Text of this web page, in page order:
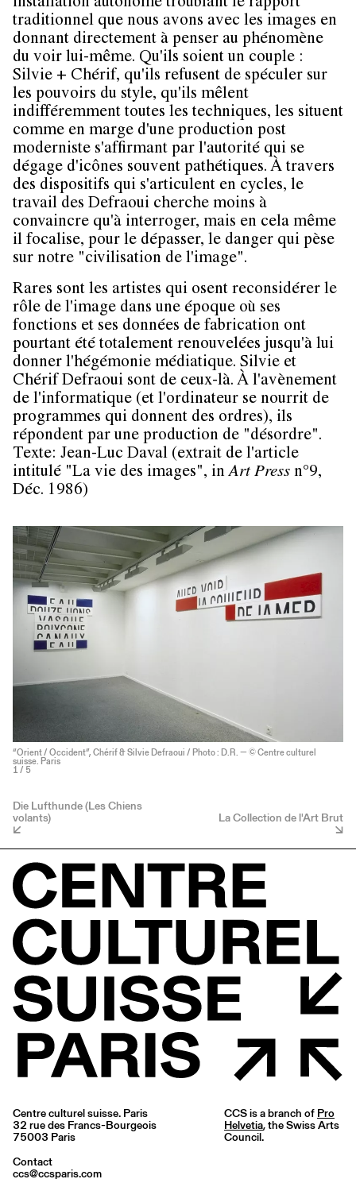
installation autonome troublant le rapport
traditionnel que nous avons avec les images en
donnant directement à penser au phénomène
du voir lui-même. Qu'ils soient un couple :
Silvie + Chérif, qu'ils refusent de spéculer sur
les pouvoirs du style, qu'ils mêlent
indifféremment toutes les techniques, les situent
comme en marge d'une production post
moderniste s'affirmant par l'autorité qui se
dégage d'icônes souvent pathétiques. À travers
des dispositifs qui s'articulent en cycles, le
travail des Defraoui cherche moins à
convaincre qu'à interroger, mais en cela même
il focalise, pour le dépasser, le danger qui pèse
sur notre "civilisation de l'image".
Rares sont les artistes qui osent reconsidérer le
rôle de l'image dans une époque où ses
fonctions et ses données de fabrication ont
pourtant été totalement renouvelées jusqu'à lui
donner l'hégémonie médiatique. Silvie et
Chérif Defraoui sont de ceux-là. À l'avènement
de l'informatique (et l'ordinateur se nourrit de
programmes qui donnent des ordres), ils
répondent par une production de "désordre".
Texte: Jean-Luc Daval (extrait de l'article
intitulé "La vie des images", inArt Press n°9,
Déc. 1986)
“Orient / Occident”, Chérif & Silvie Defraoui / Photo : D.R. — © Centre culturel
suisse. Paris
1 / 5
Die Lufthunde (Les Chiens
volants) La Collection de l'Art Brut
Centre culturel suisse. Paris
32 rue des Francs-Bourgeois
75003 Paris
Contact
ccs@ccsparis.com
CCS is a branch of Pro
Helvetia, the Swiss Arts
Council.